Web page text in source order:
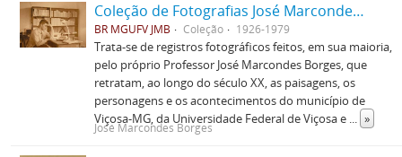
Coleção de Fotografias José Marcondes Borges
BR MGUFV JMB Coleção 1926-1979
Trata-se de registros fotográficos feitos, em sua maioria,
pelo próprio Professor José Marcondes Borges, que
retratam, ao longo do século XX, as paisagens, os
personagens e os acontecimentos do município de
Viçosa-MG, da Universidade Federal de Viçosa e ... »
José Marcondes Borges